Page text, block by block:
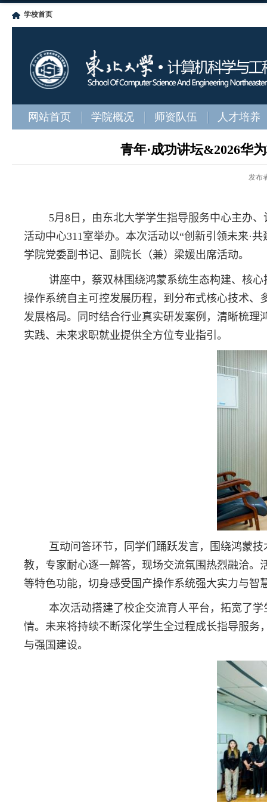
学校首页
网站首页 学院概况 师资队伍 人才培养
青年·成功讲坛&2026华
发布
5月8 日，由东北大学学生指导服务中心主办
活动中心311室举办。本次活动以“创新引领未来·共
学院党委副书记、副院长（兼）梁媛出席活动。
讲座中，蔡双林围绕鸿蒙系统生态构建、核
操作系统自主可控发展历程，到分布式核心技术
发展格局。同时结合行业真实研发案例，清晰梳
实践、未来求职就业提供全方位专业指引。
互动问答环节，同学们踊跃发言，围绕鸿蒙
教，专家耐心逐一解答，现场交流氛围热烈融洽
等特色功能，切身感受国产操作系统强大实力与智
本次活动搭建了校企交流育人平台，拓宽了
情。未来将持续不断深化学生全过程成长指导服
与强国建设。